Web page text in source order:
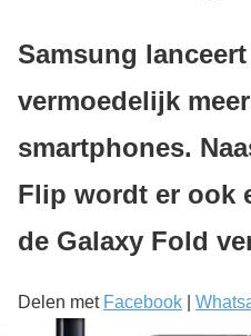
Samsung
vermoedelijk
smartphones.
Flip wordt er ook
de Galaxy Fold
Delen met Facebook